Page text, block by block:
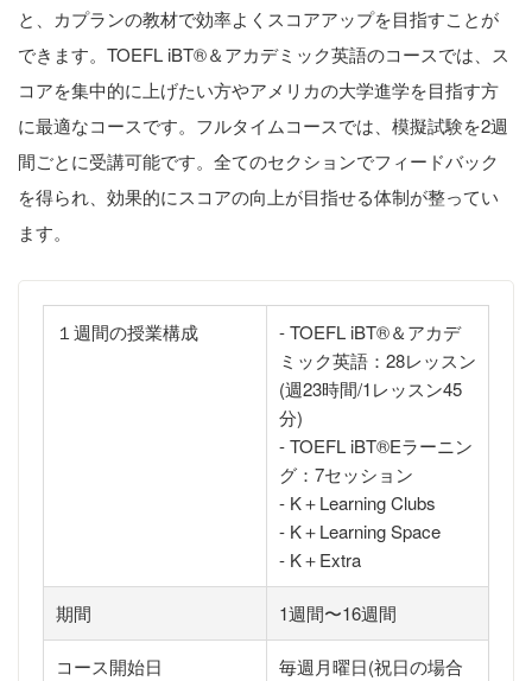
と、カプランの教材で効率よくスコアアップを目指すことが
できます。TOEFL iBT®︎＆アカデミック英語のコースでは、ス
コアを集中的に上げたい方やアメリカの大学進学を目指す方
に最適なコースです。フルタイムコースでは、模擬試験を2週
間ごとに受講可能です。全てのセクションでフィードバック
を得られ、効果的にスコアの向上が目指せる体制が整ってい
ます。
１週間の授業構成
- TOEFL iBT®︎＆アカデ
ミック英語：28レッスン
(週23時間/1レッスン45
分)
- TOEFL iBT®︎Eラーニン
グ：7セッション
- K＋Learning Clubs
- K＋Learning Space
- K＋Extra
期間 1週間〜16週間
コース開始日
毎週月曜日(祝日の場合